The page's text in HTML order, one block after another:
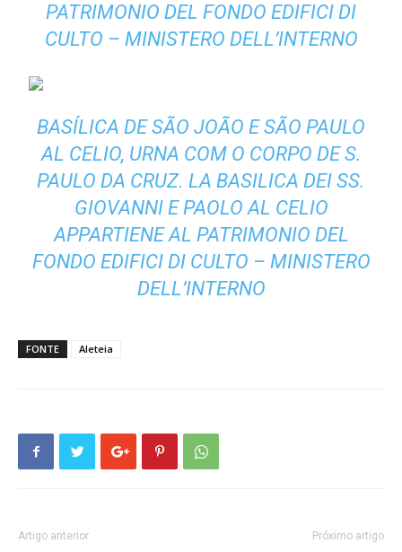
PATRIMONIO DEL FONDO EDIFICI DI
CULTO – MINISTERO DELL’INTERNO
BASÍLICA DE SÃO JOÃO E SÃO PAULO
AL CELIO, URNA COM O CORPO DE S.
PAULO DA CRUZ. LA BASILICA DEI SS.
GIOVANNI E PAOLO AL CELIO
APPARTIENE AL PATRIMONIO DEL
FONDO EDIFICI DI CULTO – MINISTERO
DELL’INTERNO
FONTE Aleteia
Artigo anterior Próximo artigo